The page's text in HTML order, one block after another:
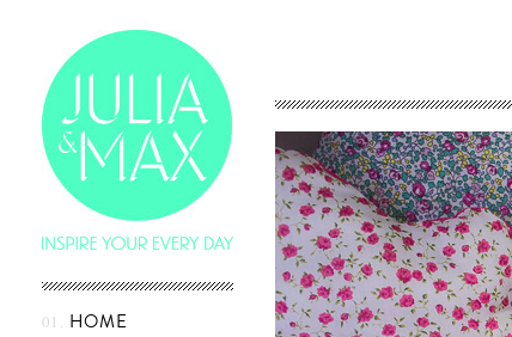
Skip
to
HOME